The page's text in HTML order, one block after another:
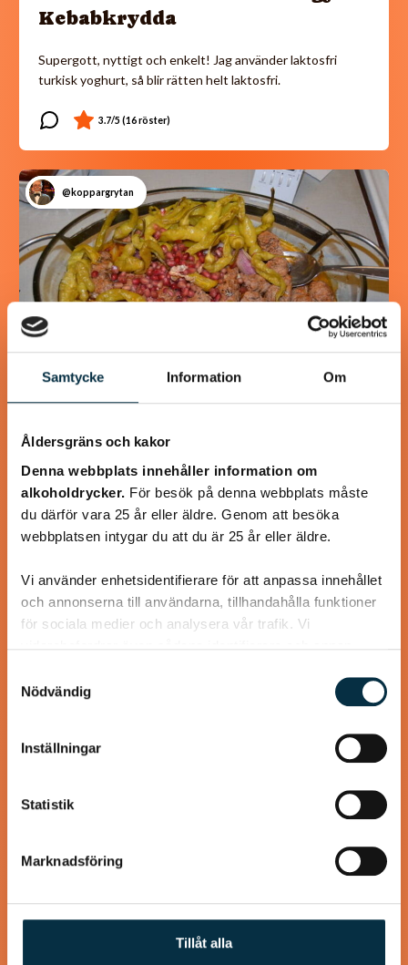
Samtycke Information Om
Åldersgräns och kakor
Denna webbplats innehåller information om
alkoholdrycker. För besök på denna webbplats måste
du därför vara 25 år eller äldre. Genom att besöka
webbplatsen intygar du att du är 25 år eller äldre.
Vi använder enhetsidentifierare för att anpassa innehållet
och annonserna till användarna, tillhandahålla funktioner
för sociala medier och analysera vår trafik. Vi
annons- och analysföretag som vi samarbetar med.
Dessa kan i sin tur kombinera informationen med annan
information som du har tillhandahållit eller som de har
samlat in när du har använt deras tjänster.
Nödvändig
Inställningar
Statistik
Marknadsföring
Tillåt alla
Kebabkrydda
Supergott, nyttigt och enkelt! Jag använder laktosfri
turkisk yoghurt, så blir rätten helt laktosfri.
@koppargrytan
Turkisk köfte
En längtan till Turkisk mat
@koppargrytan
lufttorkad skinka
oanade höjder! Våffelsmet och tillbehör kan göras i förväg.